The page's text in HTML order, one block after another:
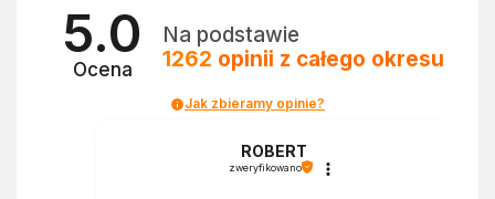
5.0
Ocena
Na podstawie
1262 opinii z całego okresu
Jak zbieramy opinie?
ROBERT
zweryfikowano